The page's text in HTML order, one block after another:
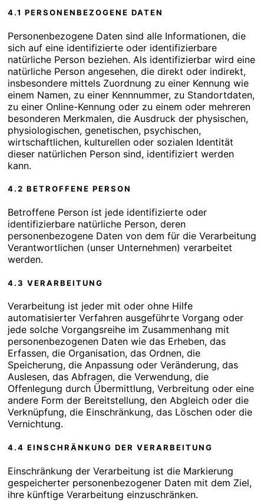
4.1 PERSONENBEZOGENE DATEN
Personenbezogene Daten sind alle Informationen, die
sich auf eine identifizierte oder identifizierbare
natürliche Person beziehen. Als identifizierbar wird eine
natürliche Person angesehen, die direkt oder indirekt,
insbesondere mittels Zuordnung zu einer Kennung wie
einem Namen, zu einer Kennnummer, zu Standortdaten,
zu einer Online-Kennung oder zu einem oder mehreren
besonderen Merkmalen, die Ausdruck der physischen,
physiologischen, genetischen, psychischen,
wirtschaftlichen, kulturellen oder sozialen Identität
dieser natürlichen Person sind, identifiziert werden
kann.
4.2 BETROFFENE PERSON
Betroffene Person ist jede identifizierte oder
identifizierbare natürliche Person, deren
personenbezogene Daten von dem für die Verarbeitung
Verantwortlichen (unser Unternehmen) verarbeitet
werden.
4.3 VERARBEITUNG
Verarbeitung ist jeder mit oder ohne Hilfe
automatisierter Verfahren ausgeführte Vorgang oder
jede solche Vorgangsreihe im Zusammenhang mit
personenbezogenen Daten wie das Erheben, das
Erfassen, die Organisation, das Ordnen, die
Speicherung, die Anpassung oder Veränderung, das
Auslesen, das Abfragen, die Verwendung, die
Offenlegung durch Übermittlung, Verbreitung oder eine
andere Form der Bereitstellung, den Abgleich oder die
Verknüpfung, die Einschränkung, das Löschen oder die
Vernichtung.
4.4 EINSCHRÄNKUNG DER VERARBEITUNG
Einschränkung der Verarbeitung ist die Markierung
gespeicherter personenbezogener Daten mit dem Ziel,
ihre künftige Verarbeitung einzuschränken.